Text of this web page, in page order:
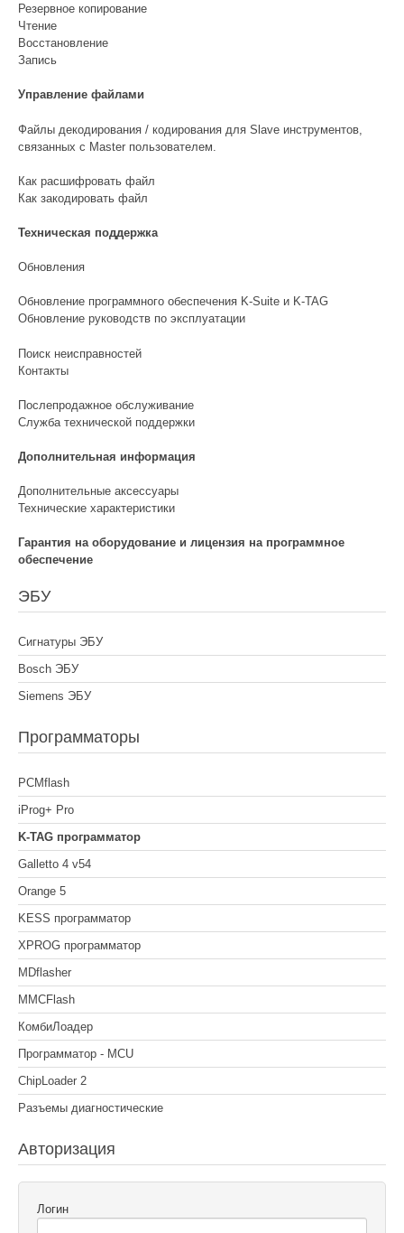
Резервное копирование
Чтение
Восстановление
Запись
Управление файлами
Файлы декодирования / кодирования для Slave инструментов,
связанных с Master пользователем.
Как расшифровать файл
Как закодировать файл
Техническая поддержка
Обновления
Обновление программного обеспечения K-Suite и K-TAG
Обновление руководств по эксплуатации
Поиск неисправностей
Контакты
Послепродажное обслуживание
Служба технической поддержки
Дополнительная информация
Дополнительные аксессуары
Технические характеристики
Гарантия на оборудование и лицензия на программное
обеспечение
ЭБУ
Сигнатуры ЭБУ
Bosch ЭБУ
Siemens ЭБУ
Программаторы
PCMflash
iProg+ Pro
K-TAG программатор
Galletto 4 v54
Orange 5
KESS программатор
XPROG программатор
MDflasher
MMCFlash
КомбиЛоадер
Программатор - MCU
ChipLoader 2
Разъемы диагностические
Авторизация
Логин